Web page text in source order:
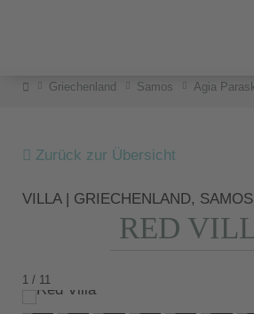
Griechenland Samos Agia
Zurück zur Übersicht
VILLA | GRIECHENLAND,
RED
1 / 11